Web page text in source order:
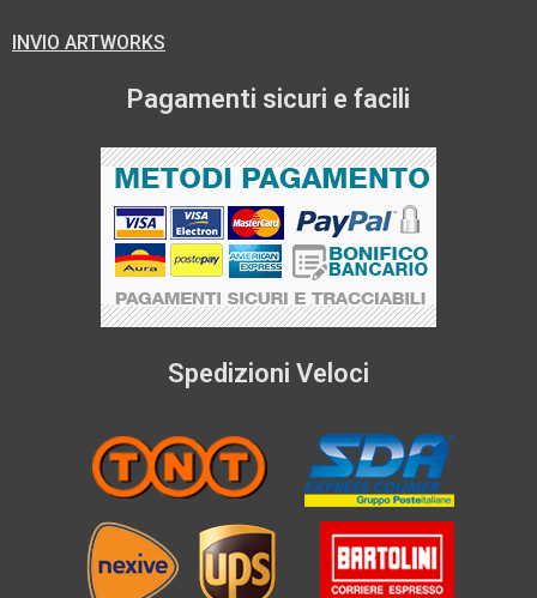
INVIO ARTWORKS
Pagamenti sicuri e facili
Spedizioni Veloci